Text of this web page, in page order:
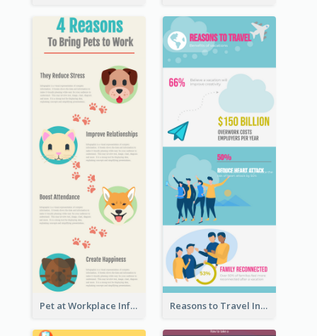
Pet at Workplace Infographic Reasons to Travel Infographic